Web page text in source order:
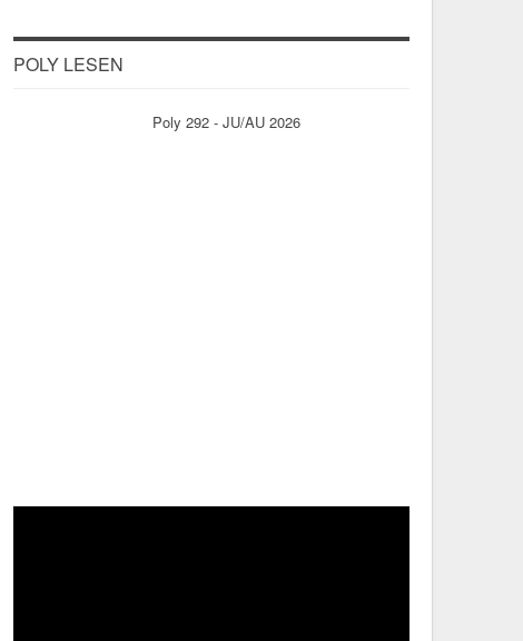
POLY LESEN
Poly 292 - JU/AU 2026